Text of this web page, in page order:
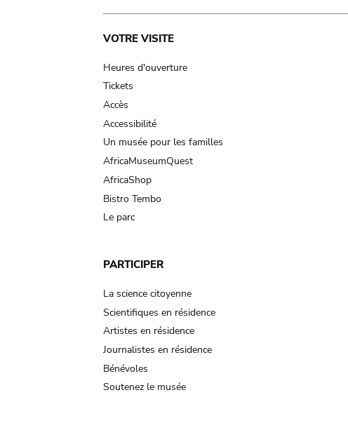
Main
navigation
VOTRE VISITE
Heures d'ouverture
Tickets
Accès
Accessibilité
Un musée pour les familles
AfricaMuseumQuest
AfricaShop
Bistro Tembo
Le parc
PARTICIPER
La science citoyenne
Scientifiques en résidence
Artistes en résidence
Journalistes en résidence
Bénévoles
Soutenez le musée